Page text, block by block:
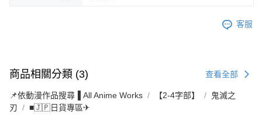
客服
商品相關分類 (3) 查看全部
📌依動漫作品搜尋▐ All Anime Works 【2-4字部】
鬼滅之
刃
■🇯🇵日貨專區✈